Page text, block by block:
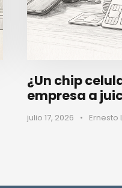
¿Un chip
empresa a
julio 17, 2026 • Ernesto